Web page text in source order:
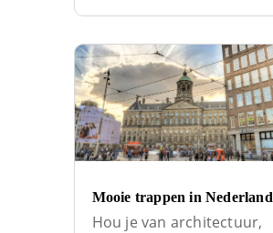
Mooie trappen in Nederland
Hou je van architectuur,